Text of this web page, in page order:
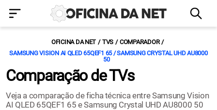
OFICINA DA NET TVS
COMPARADOR
SAMSUNG VISION AI QLED 65QEF1 65 / SAMSUNG CRYSTAL UHD AU8000
50
Comparação de TVs
Veja a comparação de ficha técnica entre Samsung Vision
AI QLED 65QEF1 65 e Samsung Crystal UHD AU8000 50